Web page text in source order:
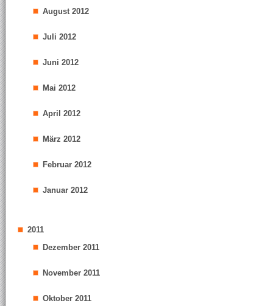
August 2012
Juli 2012
Juni 2012
Mai 2012
April 2012
März 2012
Februar 2012
Januar 2012
2011
Dezember 2011
November 2011
Oktober 2011